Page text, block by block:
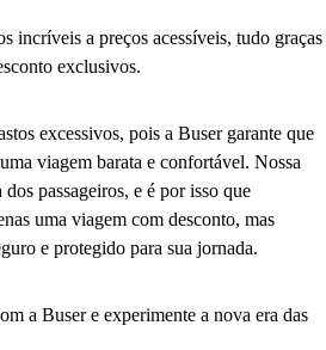
incríveis a preços acessíveis, tudo graças
exclusivos.
excessivos, pois a Buser garante que
viagem barata e confortável. Nossa
passageiros, e é por isso que
uma viagem com desconto, mas
e protegido para sua jornada.
a Buser e experimente a nova era das